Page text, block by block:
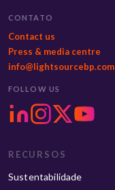
CONTATO
Contact us
Press & media centre
info@lightsourcebp.com
FOLLOW US
RECURSOS
Sustentabilidade